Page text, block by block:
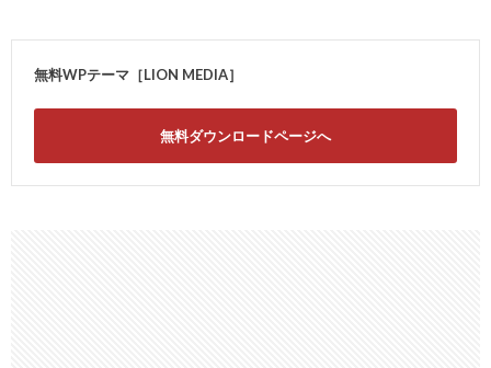
無料WPテーマ［LION MEDIA］
無料ダウンロードページへ